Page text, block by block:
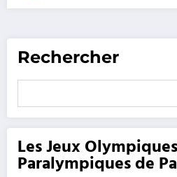
Rechercher
Les Jeux
Paralympiques de